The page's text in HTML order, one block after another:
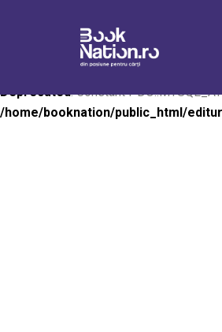
: Constant
/home/booknation/public_html/
Deprecated: Constant
/home/booknation/public_html/